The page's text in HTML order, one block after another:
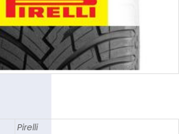
Pirelli